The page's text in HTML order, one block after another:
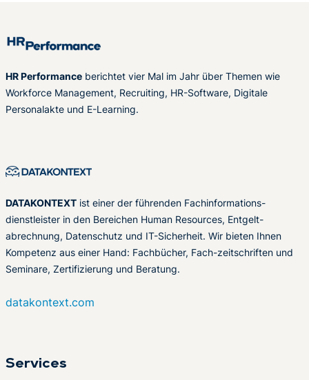
HR Performance berichtet vier Mal im Jahr über Themen wie
Workforce Management, Recruiting, HR-Software, Digitale
Personalakte und E-Learning.
DATAKONTEXT ist einer der führenden Fachinformations-
dienstleister in den Bereichen Human Resources, Entgelt-
abrechnung, Datenschutz und IT-Sicherheit. Wir bieten Ihnen
Kompetenz aus einer Hand: Fachbücher, Fach-zeitschriften und
Seminare, Zertifizierung und Beratung.
datakontext.com
Services